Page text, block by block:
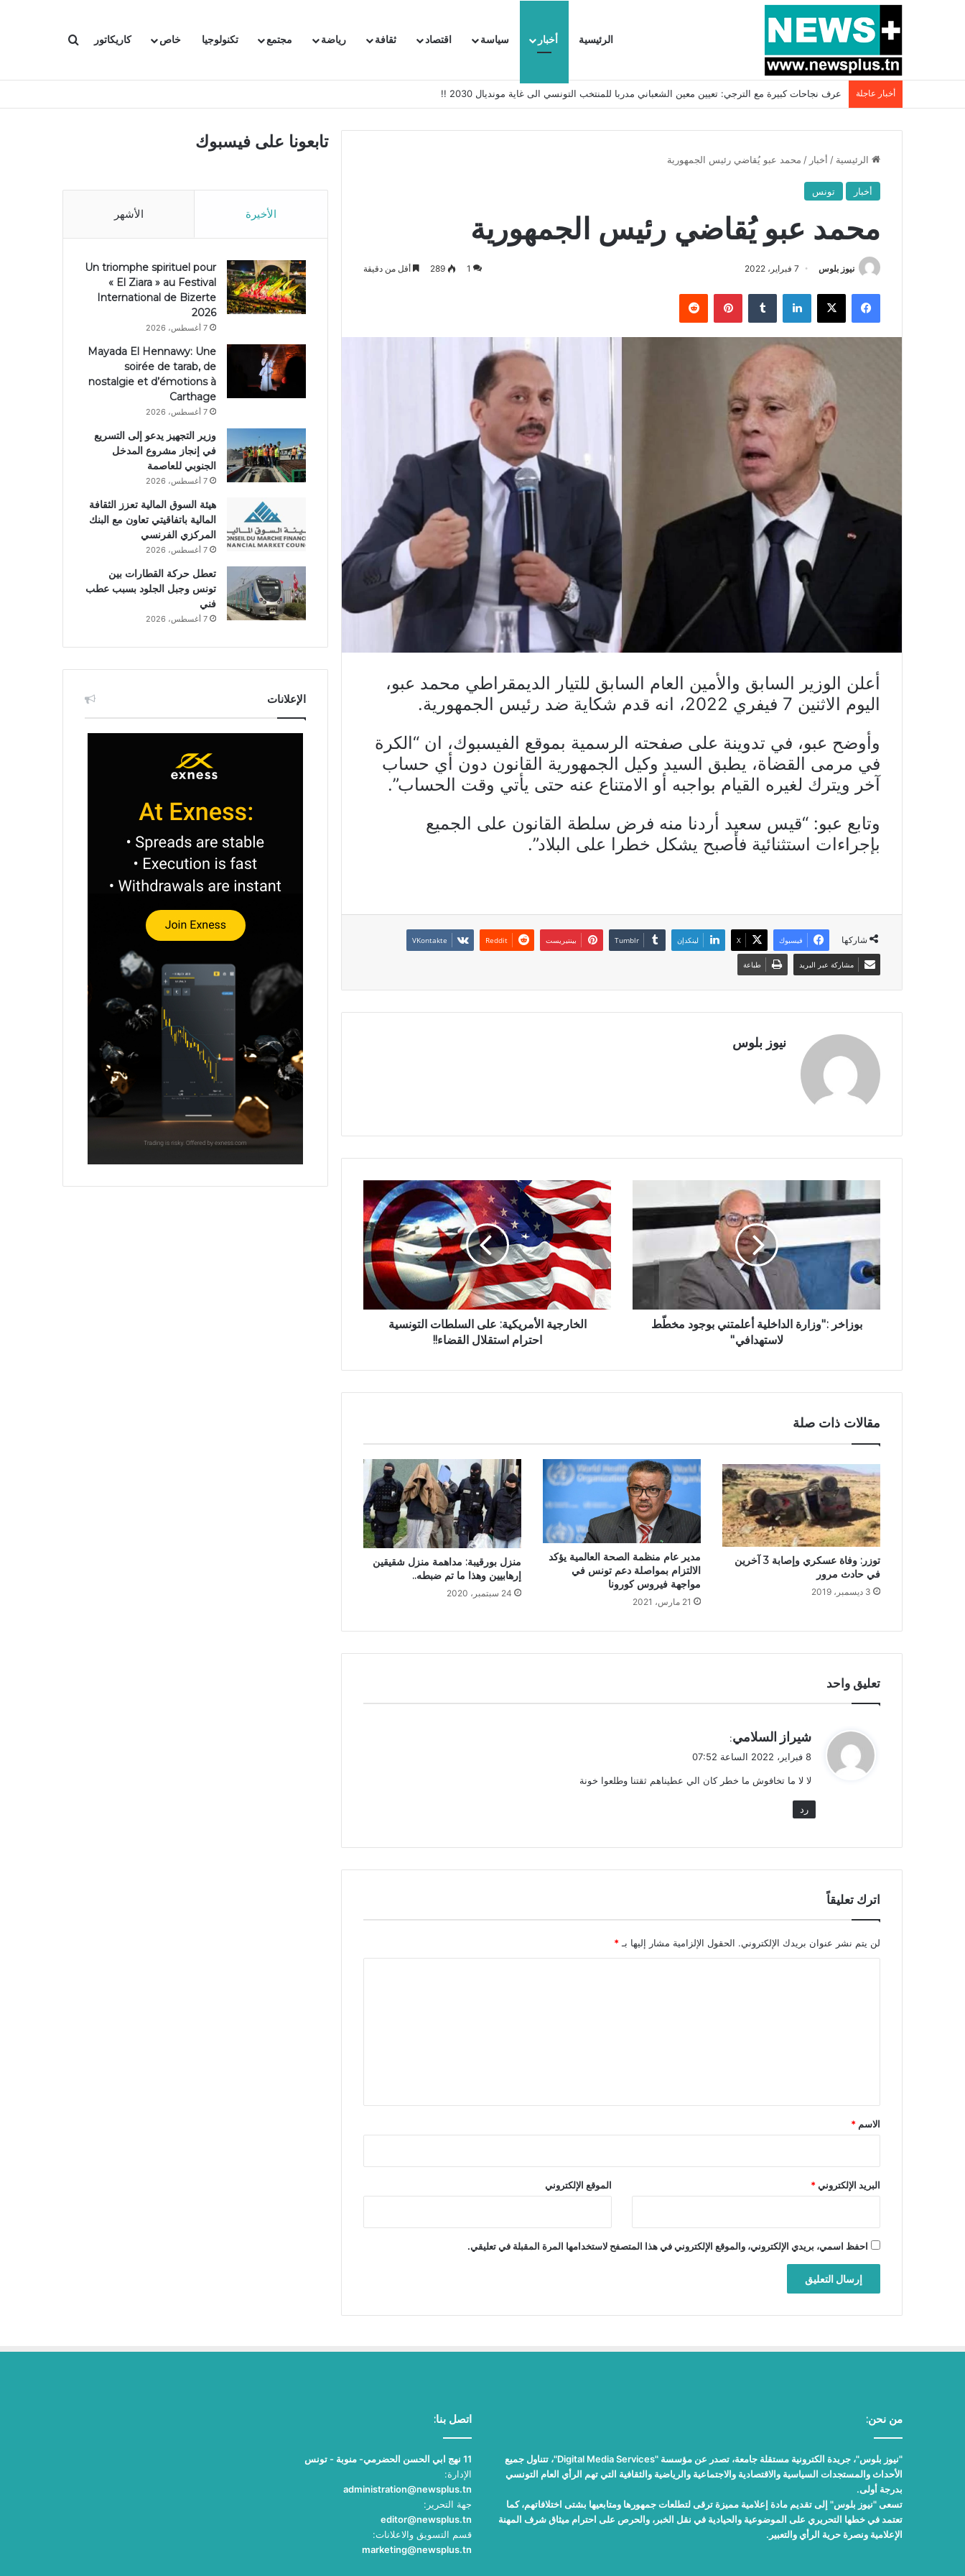
الرئيسية أخبار سياسة اقتصاد ثقافة رياضة مجتمع تكنولوجيا خاص كاريكاتور بحث عن
أخبار عاجلة بسبب المرزوقي وبتكليف من سعيّد: الخارجية تستدعي السفيرة الفرنسية بتونس وتبلغها احتجاجا شديد اللهجة !!
الرئيسية / أخبار / محمد عبو يُقاضي رئيس الجمهورية
أخبار تونس
محمد عبو يُقاضي رئيس الجمهورية
نيوز بلوس 7 فبراير، 2022 1
289 أقل من دقيقة
فيسبوك X لينكدإن بينتيريست
أعلن الوزير السابق والأمين العام السابق للتيار الديمقراطي محمد عبو،
اليوم الاثنين 7 فيفري 2022، انه قدم شكاية ضد رئيس الجمهورية.
وأوضح عبو، في تدوينة على صفحته الرسمية بموقع الفيسبوك، ان “الكرة
في مرمى القضاة، يطبق السيد وكيل الجمهورية القانون دون أي حساب
آخر ويترك لغيره القيام بواجبه أو الامتناع عنه حتى يأتي وقت الحساب”.
وتابع عبو: “قيس سعيد أردنا منه فرض سلطة القانون على الجميع
بإجراءات استثنائية فأصبح يشكل خطرا على البلاد”.
شاركها فيسبوك X لينكدإن بينتيريست
مشاركة عبر البريد طباعة
نيوز بلوس
بوزاخر :''وزارة الداخلية أعلمتني بوجود مخطّط
لاستهدافي''‎‎
الخارجية الأمريكية: على السلطات التونسية
احترام استقلال القضاء!!
مقالات ذات صلة
توزر: وفاة عسكري وإصابة 3 آخرين
في حادث مرور
3 ديسمبر، 2019
مدير عام منظمة الصحة العالمية يؤكد
الالتزام بمواصلة دعم تونس في
مواجهة فيروس كورونا
21 مارس، 2021
منزل بورقيبة: مداهمة منزل شقيقين
إرهابيين وهذا ما تم ضبطه..
24 سبتمبر، 2020
تعليق واحد
ي
ق
ل
شيراز السلامي:
8 فبراير، 2022 الساعة 07:52
لا لا ما تخافوش ما خطر كان الي عطيناهم ثقتنا وطلعوا خونة
رد
اترك تعليقاً
لن يتم نشر عنوان بريدك الإلكتروني. الحقول الإلزامية مشار إليها بـ*
*
الاسم *
البريد الإلكتروني* الموقع الإلكتروني
احفظ اسمي، بريدي الإلكتروني، والموقع الإلكتروني في هذا المتصفح لاستخدامها المرة المقبلة في تعليقي.
تابعونا على فيسبوك
الأخيرة الأشهر
Un triomphe spirituel pour
« El Ziara » au Festival
International de Bizerte
2026
7 أغسطس، 2026
Mayada El Hennawy: Une
soirée de tarab, de
nostalgie et d’émotions à
Carthage
7 أغسطس، 2026
وزير التجهيز يدعو إلى التسريع
في إنجاز مشروع المدخل
الجنوبي للعاصمة
7 أغسطس، 2026
هيئة السوق المالية تعزز الثقافة
المالية باتفاقيتي تعاون مع البنك
المركزي الفرنسي
7 أغسطس، 2026
تعطل حركة القطارات بين
تونس وجبل الجلود بسبب عطب
فني
7 أغسطس، 2026
الإعلانات
من نحن:
"نيوز بلوس"، جريدة الكترونية مستقلة جامعة، تصدر عن مؤسسة "Digital Media Services"، تتناول جميع
الأحداث والمستجدات السياسية والاقتصادية والاجتماعية والرياضية والثقافية التي تهم الرأي العام التونسي
بدرجة أولى.
تسعى "نيوز بلوس" إلى تقديم مادة إعلامية مميزة ترقى لتطلعات جمهورها ومتابعيها بشتى اختلافاتهم، كما
تعتمد في خطها التحريري على الموضوعية والحيادية في نقل الخبر، والحرص على احترام ميثاق شرف المهنة
الإعلامية ونصرة حرية الرأي والتعبير.
اتصل بنا:
11 نهج ابي الحسن الحضرمي- منوبة - تونس
الإدارة:
administration@newsplus.tn
جهة التحرير:
editor@newsplus.tn
قسم التسويق والاعلانات:
marketing@newsplus.tn